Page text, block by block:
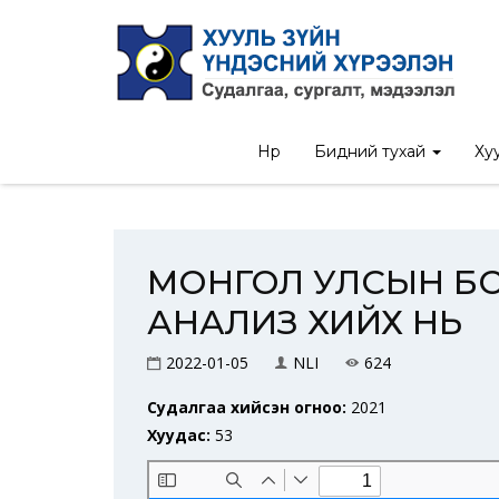
Нүүр Бидний тухай
Нүүр / Судалгааны
МОНГОЛ УЛСЫН
АНАЛИЗ ХИЙХ НЬ
2022-01-05 NLI 624
Судалгаа хийсэн огноо: 2021
Хуудас: 53